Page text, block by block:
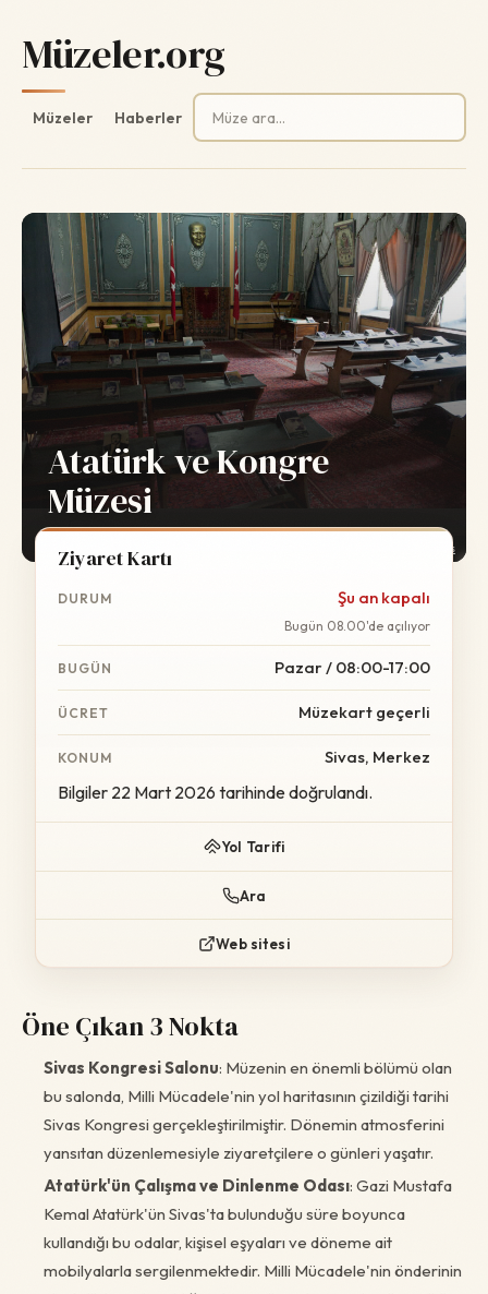
Müzeler.org
Müzeler Haberler
Arama:
Atatürk ve Kongre
Müzesi
Wikimedia Commons
Ziyaret Kartı
DURUM Şu an kapalı
Bugün 08.00'de açılıyor
BUGÜN Pazar / 08:00-17:00
ÜCRET Müzekart geçerli
KONUM Sivas, Merkez
Bilgiler 22 Mart 2026 tarihinde doğrulandı.
Yol Tarifi
Ara
Web sitesi
Öne Çıkan 3 Nokta
Sivas Kongresi Salonu: Müzenin en önemli bölümü olan
bu salonda, Milli Mücadele'nin yol haritasının çizildiği tarihi
Sivas Kongresi gerçekleştirilmiştir. Dönemin atmosferini
yansıtan düzenlemesiyle ziyaretçilere o günleri yaşatır.
Atatürk'ün Çalışma ve Dinlenme Odası: Gazi Mustafa
Kemal Atatürk'ün Sivas'ta bulunduğu süre boyunca
kullandığı bu odalar, kişisel eşyaları ve döneme ait
mobilyalarla sergilenmektedir. Milli Mücadele'nin önderinin